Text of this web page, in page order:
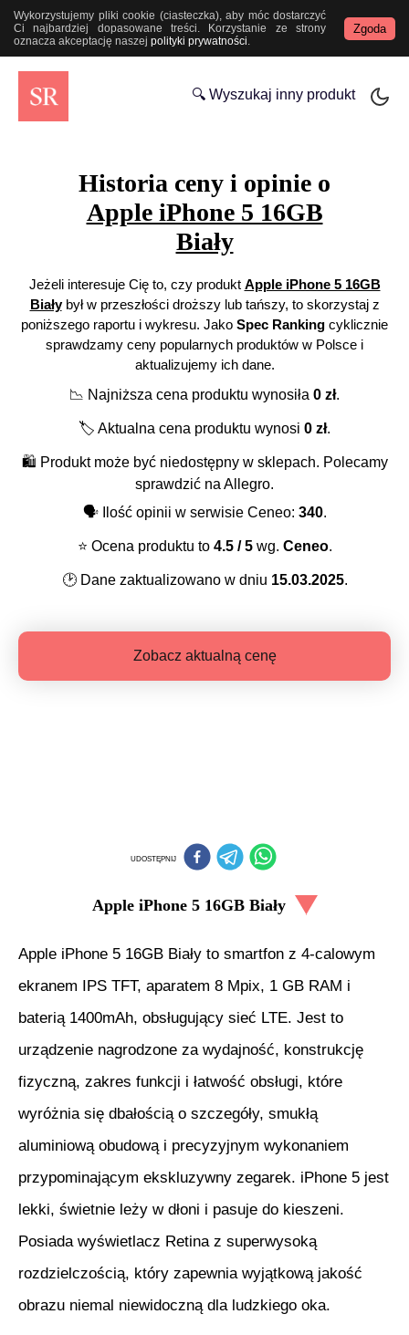
Wykorzystujemy pliki cookie (ciasteczka), aby móc dostarczyć
Ci najbardziej dopasowane treści. Korzystanie ze strony
oznacza akceptację naszej polityki prywatności.
Zgoda
🔍 Wyszukaj inny produkt
Historia ceny i opinie o
Apple iPhone 5 16GB
Biały
Jeżeli interesuje Cię to, czy produkt Apple iPhone 5 16GB
Białybył w przeszłości droższy lub tańszy, to skorzystaj z
poniższego raportu i wykresu. Jako Spec Ranking cyklicznie
sprawdzamy ceny popularnych produktów w Polsce i
aktualizujemy ich dane.
📉 Najniższa cena produktu wynosiła 0 zł.
🏷️ Aktualna cena produktu wynosi 0 zł.
🛍️ Produkt może być niedostępny w sklepach. Polecamy
sprawdzić na Allegro.
🗣️Ilość opinii w serwisie Ceneo: 340.
⭐️ Ocena produktu to 4.5/ 5wg. Ceneo.
🕑Dane zaktualizowano w dniu 15.03.2025.
Zobacz aktualną cenę
UDOSTĘPNIJ
Apple iPhone 5 16GB Biały
Apple iPhone 5 16GB Biały to smartfon z 4-calowym
ekranem IPS TFT, aparatem 8 Mpix, 1 GB RAM i
baterią 1400mAh, obsługujący sieć LTE. Jest to
urządzenie nagrodzone za wydajność, konstrukcję
fizyczną, zakres funkcji i łatwość obsługi, które
wyróżnia się dbałością o szczegóły, smukłą
aluminiową obudową i precyzyjnym wykonaniem
przypominającym ekskluzywny zegarek. iPhone 5 jest
lekki, świetnie leży w dłoni i pasuje do kieszeni.
Posiada wyświetlacz Retina z superwysoką
rozdzielczością, który zapewnia wyjątkową jakość
obrazu niemal niewidoczną dla ludzkiego oka.